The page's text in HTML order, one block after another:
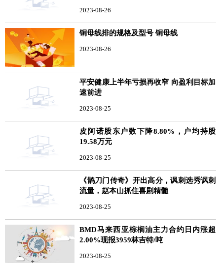
2023-08-26
铜母线排的规格及型号 铜母线
2023-08-26
平安健康上半年亏损再收窄 向盈利目标加
速前进
2023-08-25
皮阿诺股东户数下降8.80%，户均持股
19.58万元
2023-08-25
《鹊刀门传奇》开出高分，讽刺选秀讽刺
流量，赵本山抓住喜剧精髓
2023-08-25
BMD马来西亚棕榈油主力合约日内涨超
2.00%现报3959林吉特/吨
2023-08-25